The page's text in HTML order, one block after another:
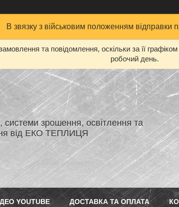
В звязку з військовим положенням відправки
та повідомлення, оскільки за її
робочий день.
системи зрошення, освітлення та
від ЕКО ТЕПЛИЦЯ
YOUTUBE ДОСТАВКА ТА ОПЛАТА